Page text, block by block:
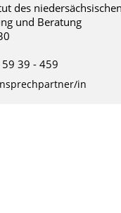
des
und Beratung
39 - 459
in